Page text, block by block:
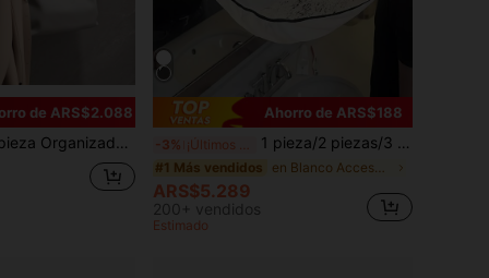
de ARS$2.088
plegable de uso pesado - Ahorro de espacio - Soporte multiusos para abrigos, toallas, llaves y ropa - Fácil montaje para baño, puerta trasera y armario
Ahorro de ARS$188
-3% 1 pieza/2 piezas/3 piezas Delantal impermeable y reutilizable de 60 cm para corte de pelo y afeitado, capa protectora para salón de belleza y peluquería para hombres, mujeres y adultos, regalo de Navidad, fiesta, aseo y estilismo profesional para uso doméstico, accesorios de salón unisex
#1 Más vendidos
ARS$5.289
200+ vendidos
Estimado